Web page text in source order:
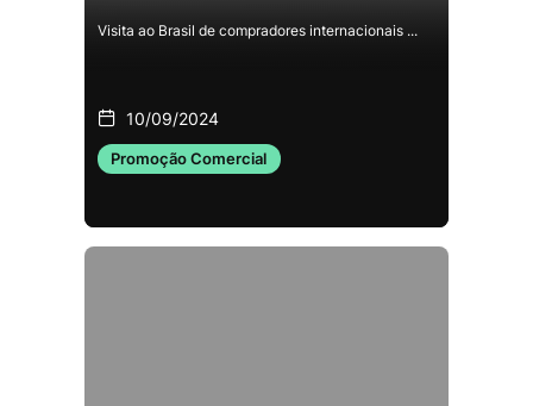
Visita ao Brasil de compradores internacionais ...
10/09/2024
Promoção Comercial